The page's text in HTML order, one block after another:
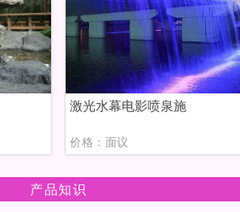
激光水幕电影喷泉施
价格：面议
产品知识